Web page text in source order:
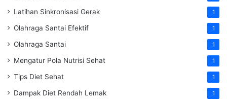
Latihan Sinkronisasi Gerak 1
Olahraga Santai Efektif 1
Olahraga Santai 1
Mengatur Pola Nutrisi Sehat 1
Tips Diet Sehat 1
Dampak Diet Rendah Lemak 1